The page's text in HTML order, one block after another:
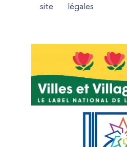
site
légales